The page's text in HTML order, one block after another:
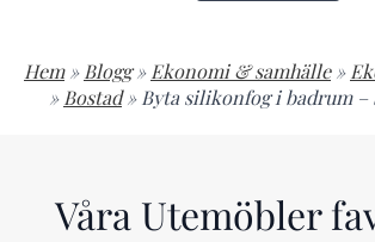
Hem » Blogg » Ekonomi & samhälle »
» Bostad » Byta silikonfog i badrum –
Våra Utemöbler